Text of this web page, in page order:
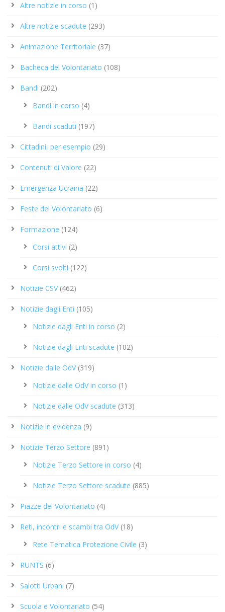
Altre notizie in corso (1)
Altre notizie scadute (293)
Animazione Territoriale (37)
Bacheca del Volontariato (108)
Bandi (202)
Bandi in corso (4)
Bandi scaduti (197)
Cittadini, per esempio (29)
Contenuti di Valore (22)
Emergenza Ucraina (22)
Feste del Volontariato (6)
Formazione (124)
Corsi attivi (2)
Corsi svolti (122)
Notizie CSV(462)
Notizie dagli Enti (105)
Notizie dagli Enti in corso (2)
Notizie dagli Enti scadute (102)
Notizie dalle OdV(319)
Notizie dalle OdV in corso (1)
Notizie dalle OdV scadute (313)
Notizie in evidenza (9)
Notizie Terzo Settore (891)
Notizie Terzo Settore in corso (4)
Notizie Terzo Settore scadute (885)
Piazze del Volontariato (4)
Reti, incontri e scambi tra OdV(18)
Rete Tematica Protezione Civile (3)
RUNTS (6)
Salotti Urbani (7)
Scuola e Volontariato (54)